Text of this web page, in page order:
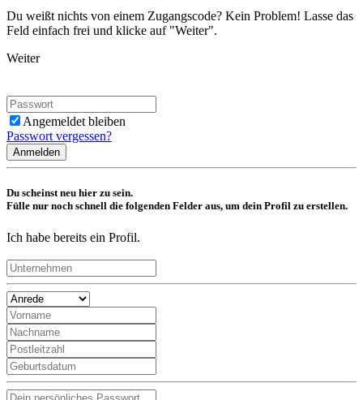
Du weißt nichts von einem Zugangscode? Kein Problem! Lasse das
Feld einfach frei und klicke auf "Weiter".
Weiter
Angemeldet bleiben
Passwort vergessen?
Anmelden
Du scheinst neu hier zu sein.
Fülle nur noch schnell die folgenden Felder aus, um dein Profil zu erstellen.
Ich habe bereits ein Profil.